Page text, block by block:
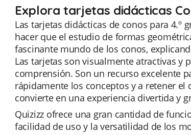
Explora tarjetas didácticas
Las tarjetas didácticas de conos para
hacer que el estudio de formas
fascinante mundo de los conos,
Las tarjetas son visualmente atractivas y
comprensión. Son un recurso excelente
rápidamente los conceptos y a retener
convierte en una experiencia divertida y
Quizizz ofrece una gran cantidad de
facilidad de uso y la versatilidad de los